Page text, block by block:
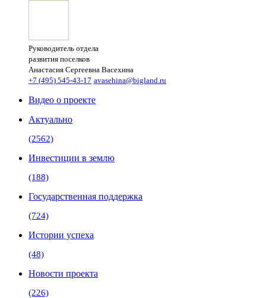
Руководитель отдела
развития поселков
Анастасия Сергеевна Васехина
+7 (495) 545-43-17 avasehina@bigland.ru
Видео о проекте
Актуально
(2562)
Инвестиции в землю
(188)
Государственная поддержка
(724)
Истории успеха
(48)
Новости проекта
(226)